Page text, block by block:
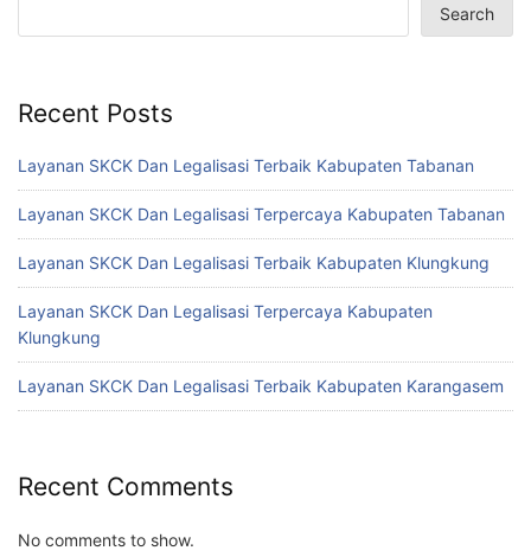
Search
Recent Posts
Layanan SKCK Dan Legalisasi Terbaik Kabupaten Tabanan
Layanan SKCK Dan Legalisasi Terpercaya Kabupaten Tabanan
Layanan SKCK Dan Legalisasi Terbaik Kabupaten Klungkung
Layanan SKCK Dan Legalisasi Terpercaya Kabupaten
Klungkung
Layanan SKCK Dan Legalisasi Terbaik Kabupaten Karangasem
Recent Comments
No comments to show.